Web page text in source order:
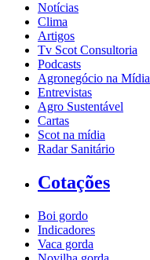
Notícias
Clima
Artigos
Tv Scot Consultoria
Podcasts
Agronegócio na Mídia
Entrevistas
Agro Sustentável
Cartas
Scot na mídia
Radar Sanitário
Cotações
Boi gordo
Indicadores
Vaca gorda